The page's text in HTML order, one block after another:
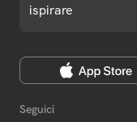
ispirare
Seguici